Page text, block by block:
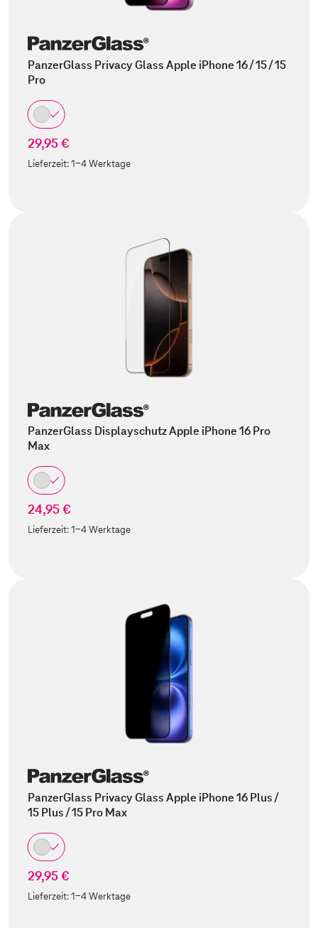
PanzerGlass Privacy Glass Apple iPhone 16 / 15 / 15
Pro
29,95 €
Lieferzeit:1-4 Werktage
PanzerGlass Displayschutz Apple iPhone 16 Pro
Max
24,95 €
Lieferzeit:1-4 Werktage
PanzerGlass Privacy Glass Apple iPhone 16 Plus /
15 Plus / 15 Pro Max
29,95 €
Lieferzeit:1-4 Werktage